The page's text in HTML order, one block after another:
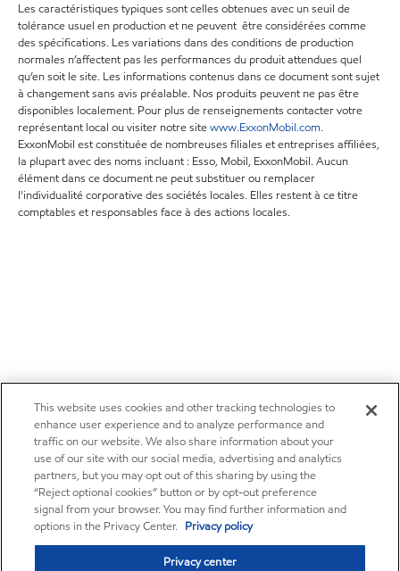
Les caractéristiques typiques sont celles obtenues avec un seuil de
tolérance usuel en production et ne peuvent être considérées comme
des spécifications. Les variations dans des conditions de production
normales n’affectent pas les performances du produit attendues quel
qu’en soit le site. Les informations contenus dans ce document sont sujet
à changement sans avis préalable. Nos produits peuvent ne pas être
disponibles localement. Pour plus de renseignements contacter votre
représentant local ou visiter notre sitewww.ExxonMobil.com.
ExxonMobil est constituée de nombreuses filiales et entreprises affiliées,
la plupart avec des noms incluant : Esso, Mobil, ExxonMobil. Aucun
élément dans ce document ne peut substituer ou remplacer
l'individualité corporative des sociétés locales. Elles restent à ce titre
comptables et responsables face à des actions locales.
This website uses cookies and other tracking technologies to
enhance user experience and to analyze performance and
traffic on our website. We also share information about your
use of our site with our social media, advertising and analytics
partners, but you may opt out of this sharing by using the
“Reject optional cookies” button or by opt-out preference
signal from your browser. You may find further information and
options in the Privacy Center. Privacy policy
Privacy center